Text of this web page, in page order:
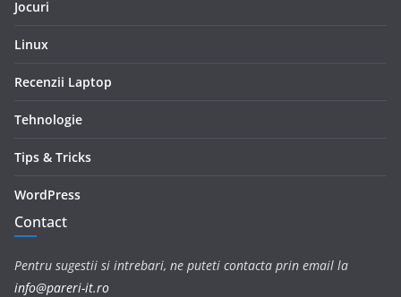
Jocuri
Linux
Recenzii Laptop
Tehnologie
Tips & Tricks
WordPress
Contact
Pentru sugestii si intrebari, ne puteti contacta prin email la
info@pareri-it.ro